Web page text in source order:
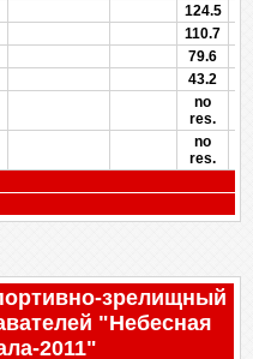
124.5
110.7
79.6
43.2
no
res.
no
res.
зрелищный
"Небесная
2011"